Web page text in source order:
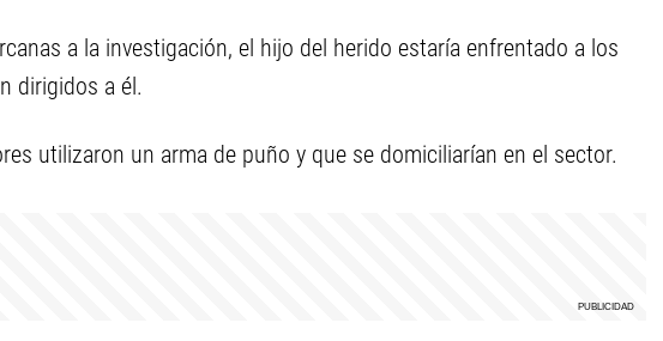
a la investigación, el hijo del herido estaría enfrentado a los
dirigidos a él.
utilizaron un arma de puño y que se domiciliarían en el sector.